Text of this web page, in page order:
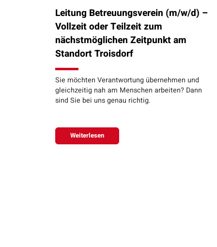
Leitung Betreuungsverein (m/w/d) –
Vollzeit oder Teilzeit zum
nächstmöglichen Zeitpunkt am
Standort Troisdorf
Sie möchten Verantwortung übernehmen und
gleichzeitig nah am Menschen arbeiten? Dann
sind Sie bei uns genau richtig.
Weiterlesen